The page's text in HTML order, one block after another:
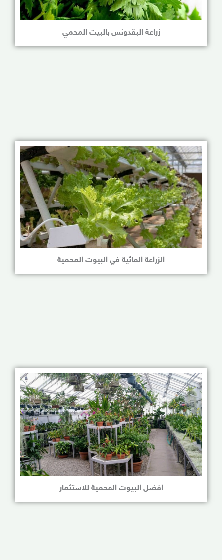
زراعة البقدونس بالبيت المحمي
الزراعة المائية في البيوت المحمية
افضل البيوت المحمية للاستثمار